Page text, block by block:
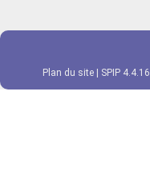
Plan du site SPIP 4.4.16